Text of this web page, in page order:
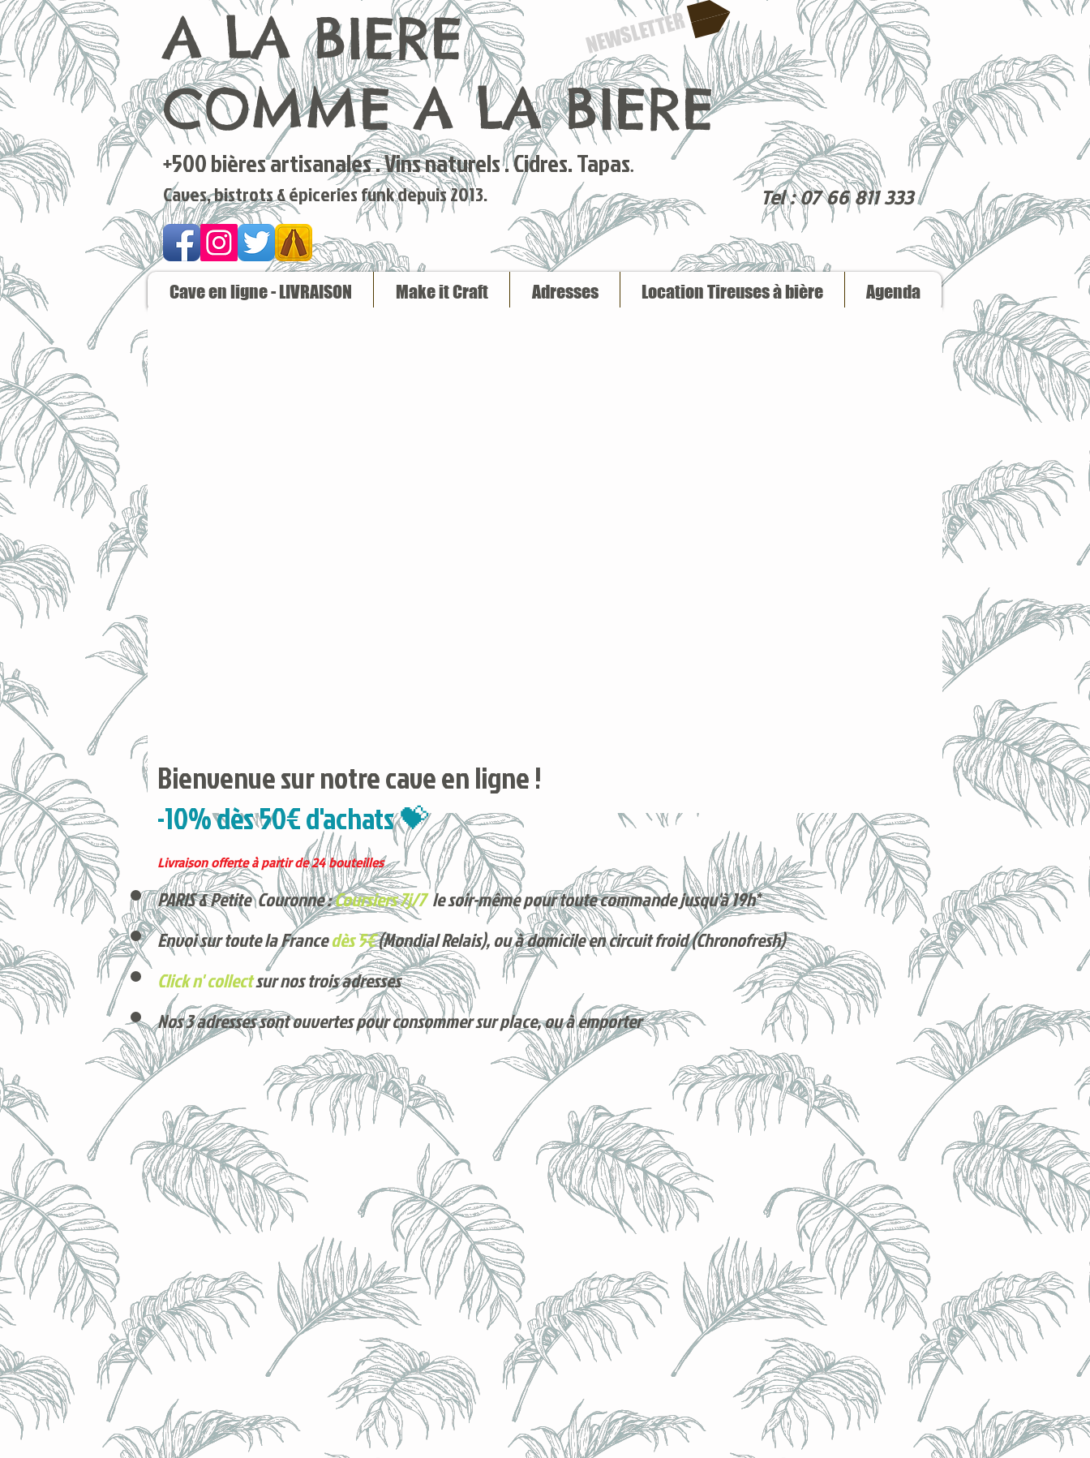
+500 bières artisanales . Vins naturels . Cidres. Tapas.
Caves, bistrots & épiceries funk depuis 2013.
A LA BIERE
COMME A LA BIERE
NEWSLETTER
Tel : 07 66 811 333
Cave en ligne - LIVRAISON Make it Craft Adresses Location Tireuses à bière Agenda
Bienvenue sur notre cave en ligne !
-10% dès 50€ d'achats 💝
Livraison offerte à partir de 24 bouteilles
PARIS & Petite Couronne :Coursiers 7j/7le soir-même pour toute commande jusqu'à 19h*
Envoi sur toute la Francedès 5€(Mondial Relais), ou à domicile en circuit froid (Chronofresh)
Click n' collectsur nos trois adresses
Nos 3 adresses sont ouvertes pour consommer sur place, ou à emporter
Voici nos derniers arrivages !
Produits phares